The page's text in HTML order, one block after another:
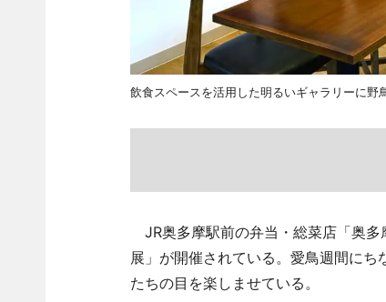
飲食スペースを活用した明るいギャラリーに野
JR奥多摩駅前の弁当・総菜店「奥多
展」が開催されている。愛鳥週間に
たちの目を楽しませている。